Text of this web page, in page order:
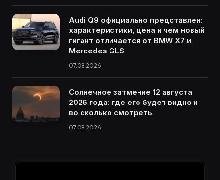
Audi Q9 официально представлен:
характеристики, цена и чем новый
гигант отличается от BMW X7 и
Mercedes GLS
07.08.2026
Солнечное затмение 12 августа
2026 года: где его будет видно и
во сколько смотреть
07.08.2026